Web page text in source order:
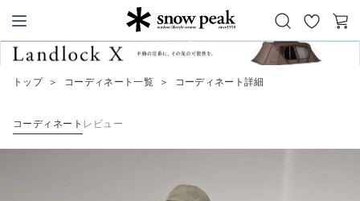
Snow Peak
お
気
カ
トップ ＞ コーディネート一覧 ＞ コーディネート詳細
コーディネート レビュー